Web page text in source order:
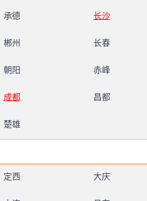
承德 长沙
郴州 长春
朝阳 赤峰
成都 昌都
楚雄
定西 大庆